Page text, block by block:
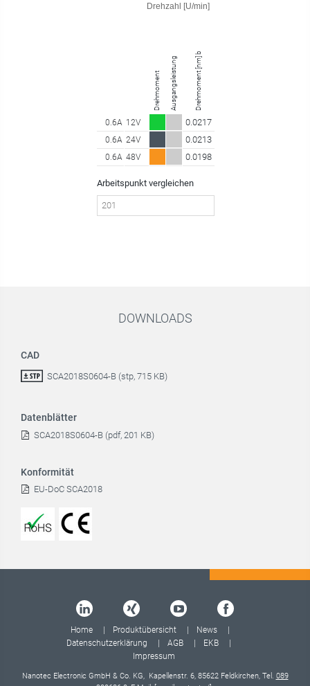
Drehzahl [U/min]
Drehmoment Ausgangsleistung Drehmoment [nm] bei 201.00 U/min
0.6A 12V 0.0217
0.6A 24V 0.0213
0.6A 48V 0.0198
Arbeitspunkt vergleichen
DOWNLOADS
CAD
SCA2018S0604-B (stp, 715 KB)
Datenblätter
SCA2018S0604-B (pdf, 201 KB)
Konformität
EU-DoC SCA2018
Home Produktübersicht
News
Datenschutzerklärung
AGB
EKB
Impressum
Nanotec Electronic GmbH & Co. KG, Kapellenstr. 6, 85622 Feldkirchen, Tel. 089